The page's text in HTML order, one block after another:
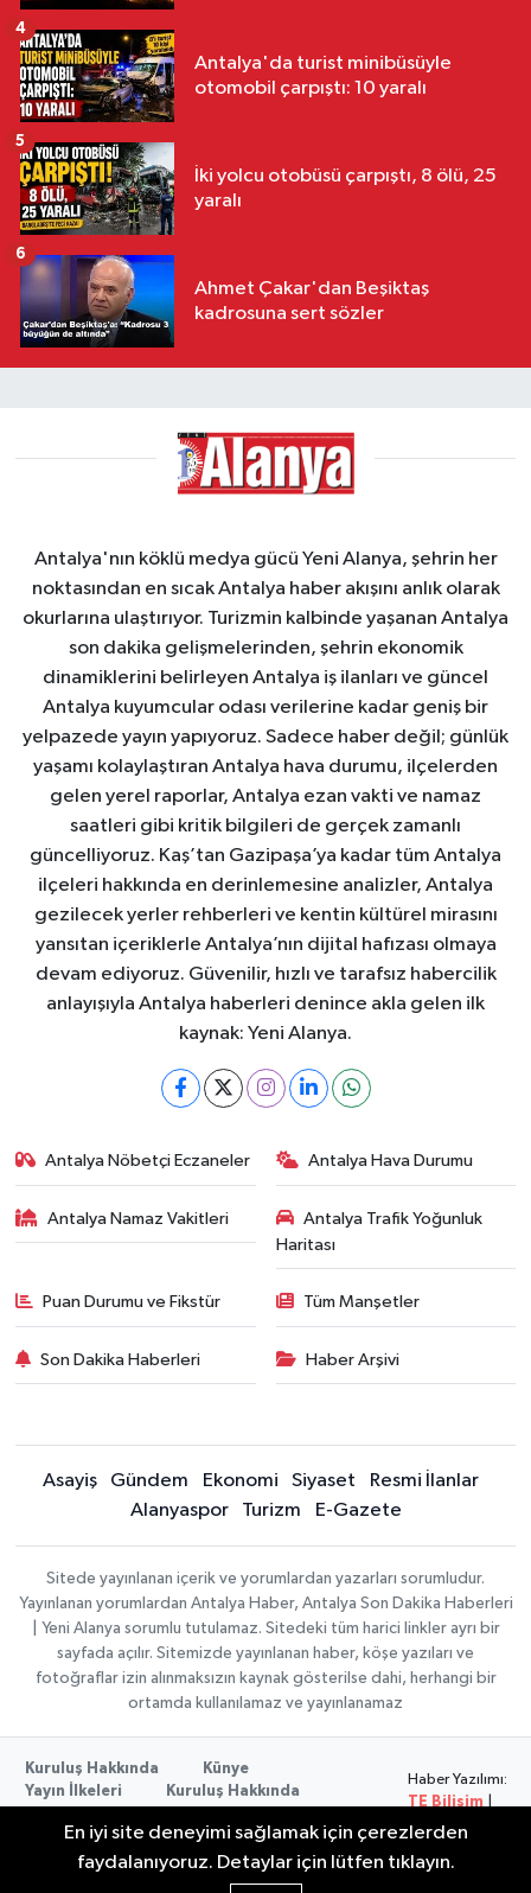
Antalya'da turist minibüsüyle
otomobil çarpıştı: 10 yaralı
4
İki yolcu otobüsü çarpıştı, 8 ölü, 25
yaralı
5
Ahmet Çakar'dan Beşiktaş
kadrosuna sert sözler
6
Antalya'nın köklü medya gücü Yeni Alanya, şehrin her
noktasından en sıcak Antalya haber akışını anlık olarak
okurlarına ulaştırıyor. Turizmin kalbinde yaşanan Antalya
son dakika gelişmelerinden, şehrin ekonomik
dinamiklerini belirleyen Antalya iş ilanları ve güncel
Antalya kuyumcular odası verilerine kadar geniş bir
yelpazede yayın yapıyoruz. Sadece haber değil; günlük
yaşamı kolaylaştıran Antalya hava durumu, ilçelerden
gelen yerel raporlar, Antalya ezan vakti ve namaz
saatleri gibi kritik bilgileri de gerçek zamanlı
güncelliyoruz. Kaş’tan Gazipaşa’ya kadar tüm Antalya
ilçeleri hakkında en derinlemesine analizler, Antalya
gezilecek yerler rehberleri ve kentin kültürel mirasını
yansıtan içeriklerle Antalya’nın dijital hafızası olmaya
devam ediyoruz. Güvenilir, hızlı ve tarafsız habercilik
anlayışıyla Antalya haberleri denince akla gelen ilk
kaynak: Yeni Alanya.
Antalya Nöbetçi Eczaneler Antalya Hava Durumu
Antalya Namaz Vakitleri
Antalya Trafik Yoğunluk
Haritası
Puan Durumu ve Fikstür Tüm Manşetler
Son Dakika Haberleri Haber Arşivi
Asayiş Gündem Ekonomi Siyaset
Resmi İlanlar
Alanyaspor
Turizm E-Gazete
Sitede yayınlanan içerik ve yorumlardan yazarları sorumludur.
Yayınlanan yorumlardan Antalya Haber, Antalya Son Dakika Haberleri
| Yeni Alanya sorumlu tutulamaz. Sitedeki tüm harici linkler ayrı bir
sayfada açılır. Sitemizde yayınlanan haber, köşe yazıları ve
fotoğraflar izin alınmaksızın kaynak gösterilse dahi, herhangi bir
ortamda kullanılamaz ve yayınlanamaz
Kuruluş Hakkında
Künye
Yayın İlkeleri
Kuruluş Hakkında
Kullanım Şartları
Haber Yazılımı:
TE Bilişim
Copyright ©
En iyi site deneyimi sağlamak için çerezlerden
faydalanıyoruz. Detaylar için lütfen tıklayın.